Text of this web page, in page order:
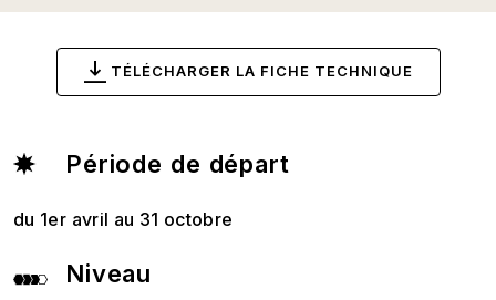
TÉLÉCHARGER LA FICHE TECHNIQUE
Période de départ
du 1er avril au 31 octobre
Niveau